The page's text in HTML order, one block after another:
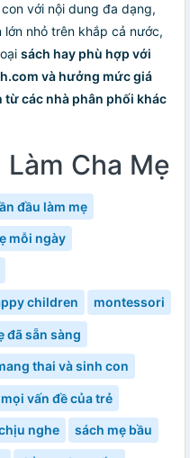
với nội dung đa dạng,
nhỏ trên khắp cả nước,
sách hay phù hợp với
và hưởng mức giá
từ các nhà phân phối khác
Cha Mẹ
đầu làm mẹ
mỗi ngày
children montessori
đã sẵn sàng
thai và sinh con
vấn đề của trẻ
nghe sách mẹ bầu